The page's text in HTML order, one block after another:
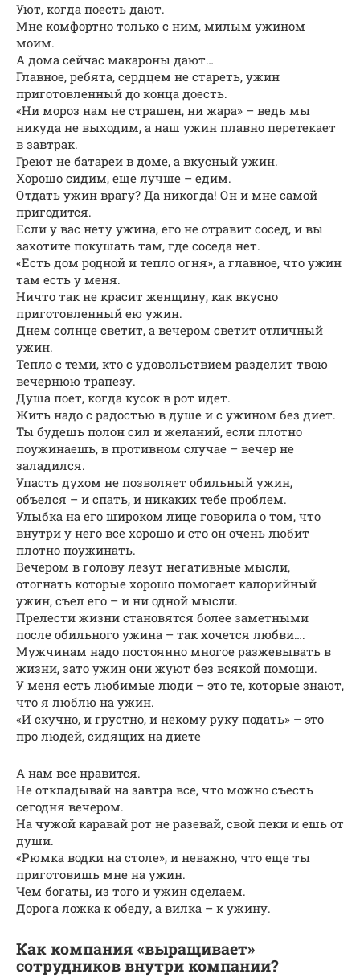
Уют, когда поесть дают.
Мне комфортно только с ним, милым ужином
моим.
А дома сейчас макароны дают…
Главное, ребята, сердцем не стареть, ужин
приготовленный до конца доесть.
«Ни мороз нам не страшен, ни жара» – ведь мы
никуда не выходим, а наш ужин плавно перетекает
в завтрак.
Греют не батареи в доме, а вкусный ужин.
Хорошо сидим, еще лучше – едим.
Отдать ужин врагу? Да никогда! Он и мне самой
пригодится.
Если у вас нету ужина, его не отравит сосед, и вы
захотите покушать там, где соседа нет.
«Есть дом родной и тепло огня», а главное, что ужин
там есть у меня.
Ничто так не красит женщину, как вкусно
приготовленный ею ужин.
Днем солнце светит, а вечером светит отличный
ужин.
Тепло с теми, кто с удовольствием разделит твою
вечернюю трапезу.
Душа поет, когда кусок в рот идет.
Жить надо с радостью в душе и с ужином без диет.
Ты будешь полон сил и желаний, если плотно
поужинаешь, в противном случае – вечер не
заладился.
Упасть духом не позволяет обильный ужин,
объелся – и спать, и никаких тебе проблем.
Улыбка на его широком лице говорила о том, что
внутри у него все хорошо и сто он очень любит
плотно поужинать.
Вечером в голову лезут негативные мысли,
отогнать которые хорошо помогает калорийный
ужин, съел его – и ни одной мысли.
Прелести жизни становятся более заметными
после обильного ужина – так хочется любви….
Мужчинам надо постоянно многое разжевывать в
жизни, зато ужин они жуют без всякой помощи.
У меня есть любимые люди – это те, которые знают,
что я люблю на ужин.
«И скучно, и грустно, и некому руку подать» – это
про людей, сидящих на диете
А нам все нравится.
Не откладывай на завтра все, что можно съесть
сегодня вечером.
На чужой каравай рот не разевай, свой пеки и ешь от
души.
«Рюмка водки на столе», и неважно, что еще ты
приготовишь мне на ужин.
Чем богаты, из того и ужин сделаем.
Дорога ложка к обеду, а вилка – к ужину.
Как компания «выращивает»
сотрудников внутри компании?